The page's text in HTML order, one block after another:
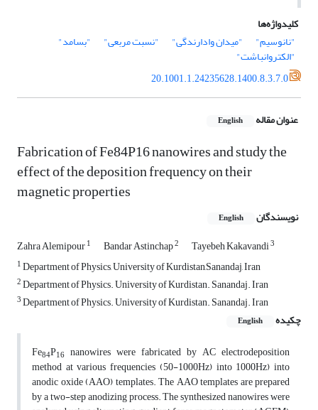
کلیدواژه‌ها
"نانوسیم"
"میدان وادارندگی" "نسبت مربعی" "بسامد"
"الکتروانباشت"
20.1001.1.24235628.1400.8.3.7.0
عنوان مقاله English
Fabrication of Fe84P16 nanowires and study the
effect of the deposition frequency on their
magnetic properties
نویسندگان English
Zahra Alemipour1 Bandar Astinchap2 Tayebeh Kakavandi3
1Department of Physics, University of Kurdistan,Sanandaj, Iran
2Department of Physics. University of Kurdistan. Sanandaj. Iran
3Department of Physics. University of Kurdistan. Sanandaj. Iran
چکیده
English
Fe84P16 nanowires were fabricated by AC electrodeposition
method at various frequencies (50-1000Hz) into 1000Hz) into
anodic oxide (AAO) templates. The AAO templates are prepared
by a two-step anodizing process. The synthesized nanowires were